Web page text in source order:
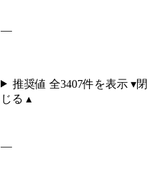
—
推奨値 全3407件を表示 ▾閉
じる ▴
—